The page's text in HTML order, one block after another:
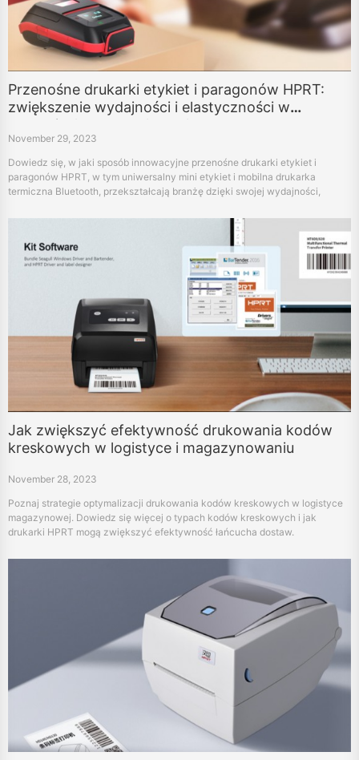
Przenośne drukarki etykiet i paragonów HPRT:
zwiększenie wydajności i elastyczności w
operacjach przemysłowych
November 29, 2023
Dowiedz się, w jaki sposób innowacyjne przenośne drukarki etykiet i
paragonów HPRT, w tym uniwersalny mini etykiet i mobilna drukarka
termiczna Bluetooth, przekształcają branżę dzięki swojej wydajności,
Jak zwiększyć efektywność drukowania kodów
kreskowych w logistyce i magazynowaniu
November 28, 2023
Poznaj strategie optymalizacji drukowania kodów kreskowych w logistyce
magazynowej. Dowiedz się więcej o typach kodów kreskowych i jak
drukarki HPRT mogą zwiększyć efektywność łańcucha dostaw.